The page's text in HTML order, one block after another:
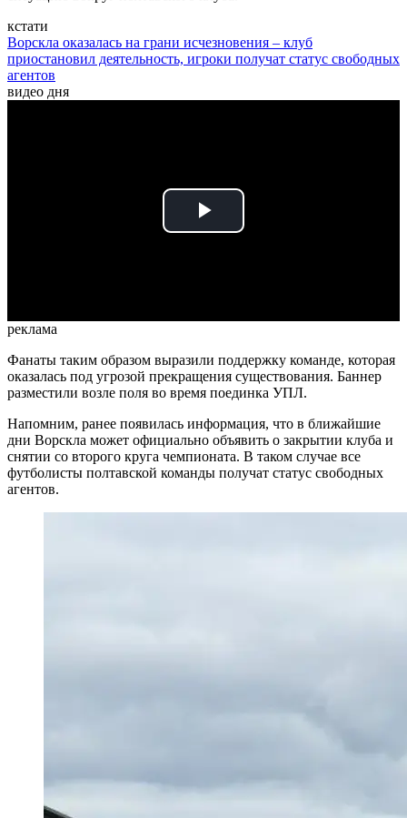
кстати
Ворскла оказалась на грани исчезновения – клуб
приостановил деятельность, игроки получат статус свободных
агентов
видео дня
Play
реклама
Фанаты таким образом выразили поддержку команде, которая
оказалась под угрозой прекращения существования. Баннер
разместили возле поля во время поединка УПЛ.
Напомним, ранее появилась информация, что в ближайшие
дни Ворскла может официально объявить о закрытии клуба и
снятии со второго круга чемпионата. В таком случае все
футболисты полтавской команды получат статус свободных
агентов.